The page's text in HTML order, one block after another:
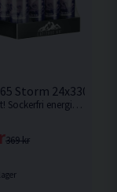
Storm 24x330ml
Senaste nytt! Sockerfri energidryck med smak av passionsfrukt.
369 kr